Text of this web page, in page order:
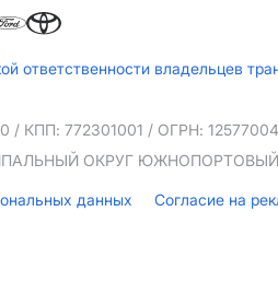
ответственности владельцев
/ КПП: 772301001 / ОГРН:
ОКРУГ
данных Согласие на